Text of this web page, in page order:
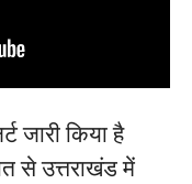
जारी किया है
से उत्तराखंड में